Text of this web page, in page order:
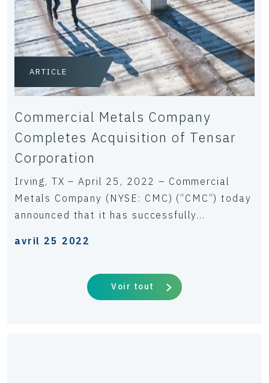
ARTICLE
Commercial Metals Company
Completes Acquisition of Tensar
Corporation
Irving, TX – April 25, 2022 – Commercial
Metals Company (NYSE: CMC) (“CMC”) today
announced that it has successfully...
avril 25 2022
Voir tout